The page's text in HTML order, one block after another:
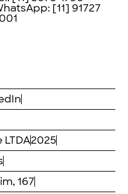
[11] 91727
2025
167